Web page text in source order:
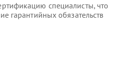
специалисты, что
гарантийных обязательств